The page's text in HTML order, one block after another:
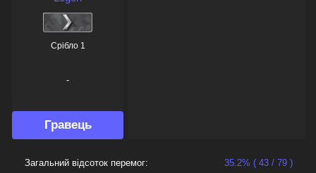
Срібло 1
-
Гравець
Загальний відсоток перемог:
35.2% ( 43 / 79 )